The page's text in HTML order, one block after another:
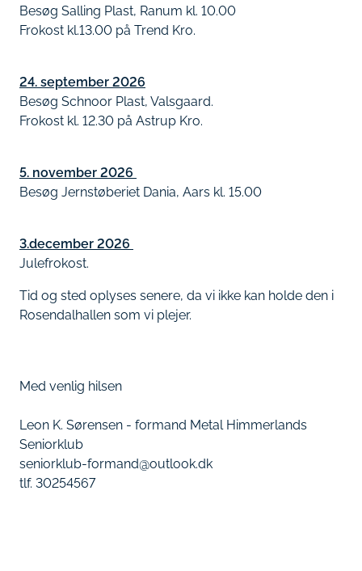
Besøg Salling Plast, Ranum kl. 10.00
Frokost kl.13.00 på Trend Kro.
24. september 2026
Besøg Schnoor Plast, Valsgaard.
Frokost kl. 12.30 på Astrup Kro.
5. november 2026
Besøg Jernstøberiet Dania, Aars kl. 15.00
3.december 2026
Julefrokost.
Tid og sted oplyses senere, da vi ikke kan holde den i
Rosendalhallen som vi plejer.
Med venlig hilsen
Leon K. Sørensen - formand Metal Himmerlands
Seniorklub
seniorklub-formand@outlook.dk
tlf. 30254567